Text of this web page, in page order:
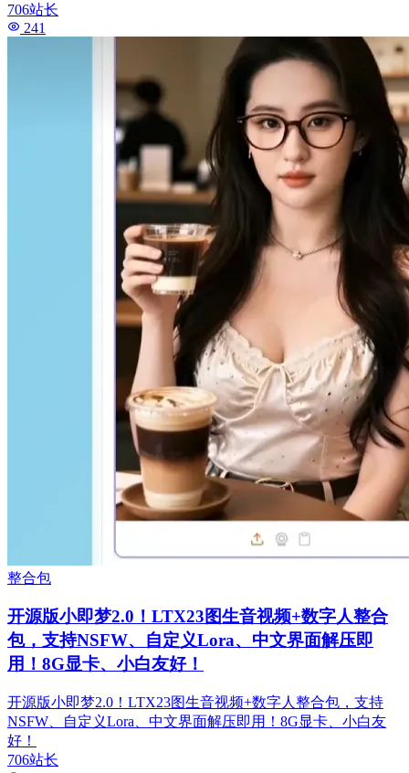
706站长
241
整合包
开源版小即梦2.0！LTX23图生音视频+数字人整合
包，支持NSFW、自定义Lora、中文界面解压即
用！8G显卡、小白友好！
开源版小即梦2.0！LTX23图生音视频+数字人整合包，支持
NSFW、自定义Lora、中文界面解压即用！8G显卡、小白友
好！
706站长